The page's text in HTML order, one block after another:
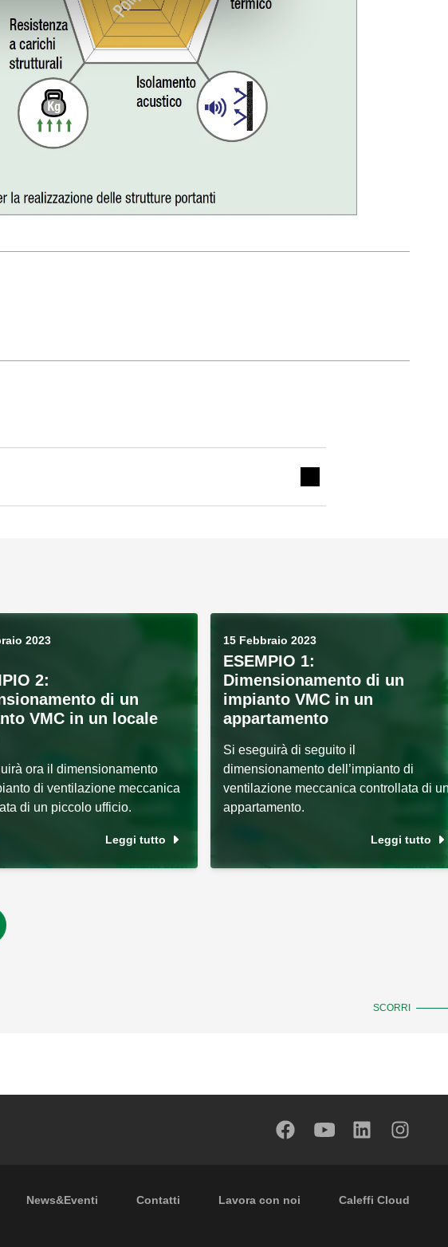
2023
2:
di un
VMC in un locale
ora il dimensionamento
di ventilazione meccanica
di un piccolo ufficio.
Leggi tutto
15 Febbraio 2023
ESEMPIO 1:
Dimensionamento di un
impianto VMC in un
appartamento
Si eseguirà di seguito il
dimensionamento dell’impianto di
ventilazione meccanica controllata di
appartamento.
Leggi tutto
SCORRI
Footer secondary navigation
News&Eventi Contatti Lavora con noi Caleffi Cloud